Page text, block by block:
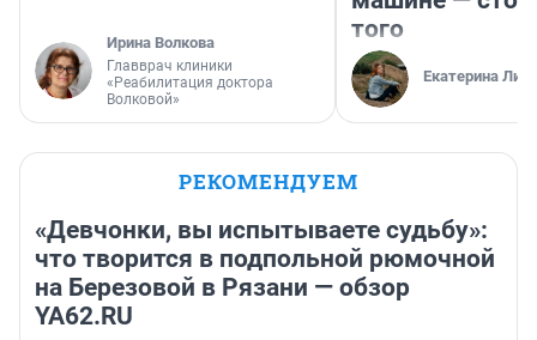
Ирина Волкова
Главврач клиники
«Реабилитация доктора
Волковой»
того
Екатерина
РЕКОМЕНДУЕМ
«Девчонки, вы испытываете судьбу»:
что творится в подпольной рюмочной
на Березовой в Рязани — обзор
YA62.RU